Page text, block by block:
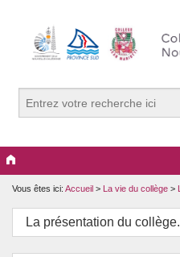
La vie du collège
PRONOTE
Vous êtes ici: Accueil > La vie du collège >
La présentation du collège.